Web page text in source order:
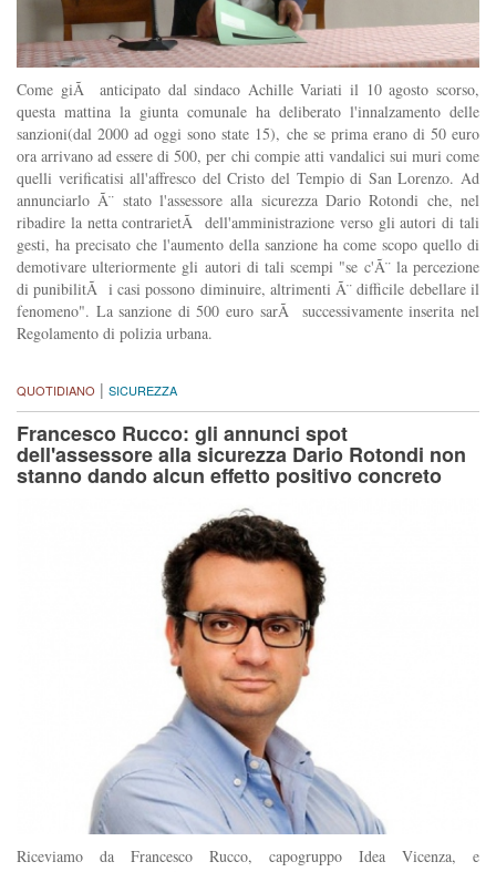
Come giÃ anticipato dal sindaco Achille Variati il 10 agosto scorso,
questa mattina la giunta comunale ha deliberato l'innalzamento delle
sanzioni(dal 2000 ad oggi sono state 15), che se prima erano di 50 euro
ora arrivano ad essere di 500, per chi compie atti vandalici sui muri come
quelli verificatisi all'affresco del Cristo del Tempio di San Lorenzo. Ad
annunciarlo Ã¨ stato l'assessore alla sicurezza Dario Rotondi che, nel
ribadire la netta contrarietÃ dell'amministrazione verso gli autori di tali
gesti, ha precisato che l'aumento della sanzione ha come scopo quello di
demotivare ulteriormente gli autori di tali scempi "se c'Ã¨ la percezione
di punibilitÃ i casi possono diminuire, altrimenti Ã¨ difficile debellare il
fenomeno". La sanzione di 500 euro sarÃ successivamente inserita nel
Regolamento di polizia urbana.
QUOTIDIANO | SICUREZZA
Francesco Rucco: gli annunci spot
dell'assessore alla sicurezza Dario Rotondi non
stanno dando alcun effetto positivo concreto
Riceviamo da Francesco Rucco, capogruppo Idea Vicenza, e